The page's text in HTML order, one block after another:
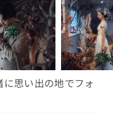
に思い出の地でフォ